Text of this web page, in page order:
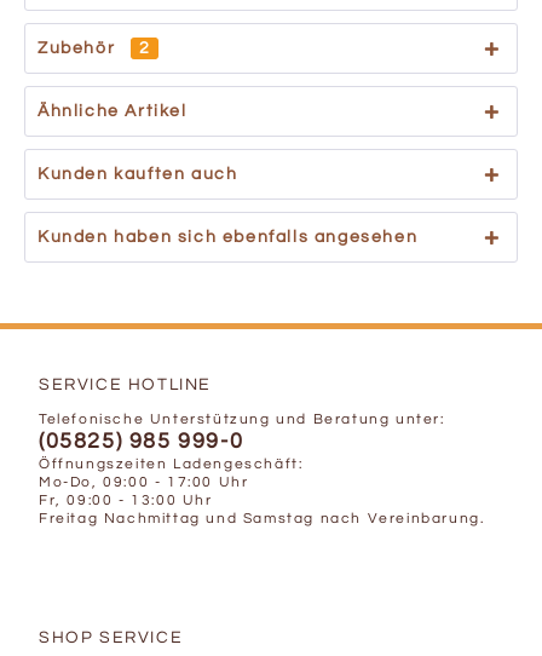
Zubehör 2
Ähnliche Artikel
Kunden kauften auch
Kunden haben sich ebenfalls angesehen
SERVICE HOTLINE
Telefonische Unterstützung und Beratung unter:
(05825) 985 999-0
Öffnungszeiten Ladengeschäft:
Mo-Do, 09:00 - 17:00 Uhr
Fr, 09:00 - 13:00 Uhr
Freitag Nachmittag und Samstag nach Vereinbarung.
SHOP SERVICE